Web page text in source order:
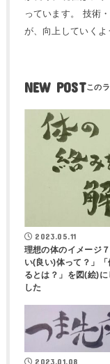
っています。 技術
が、向上していくよ
NEW POST
2023.05.11
理想の体のイメージ
い(良い)体って？」「
るとは？」を図(絵)に
した
2023.01.08